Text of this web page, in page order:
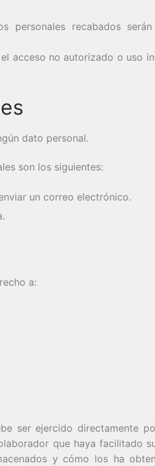
personales recabados
acceso no autorizado o uso
dato personal.
son los siguientes:
un correo electrónico.
a:
ser ejercido directamente
que haya facilitado
y cómo los ha